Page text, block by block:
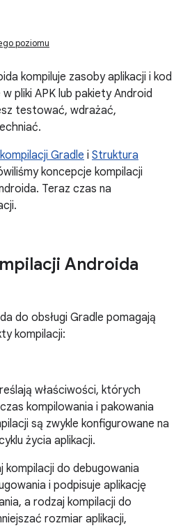
poziomu
kompiluje zasoby aplikacji i kod
pliki APK lub pakiety Android
testować, wdrażać,
Gradle i Struktura
koncepcje kompilacji
Teraz czas na
Androida
do obsługi Gradle pomagają
kompilacji:
właściwości, których
kompilowania i pakowania
są zwykle konfigurowane na
życia aplikacji.
kompilacji do debugowania
i podpisuje aplikację
a rodzaj kompilacji do
rozmiar aplikacji,